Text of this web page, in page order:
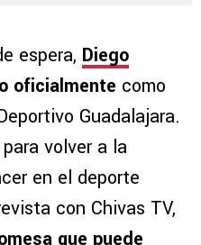
espera, Diego
oficialmente como
Guadalajara.
volver a la
en el deporte
con Chivas TV,
que puede